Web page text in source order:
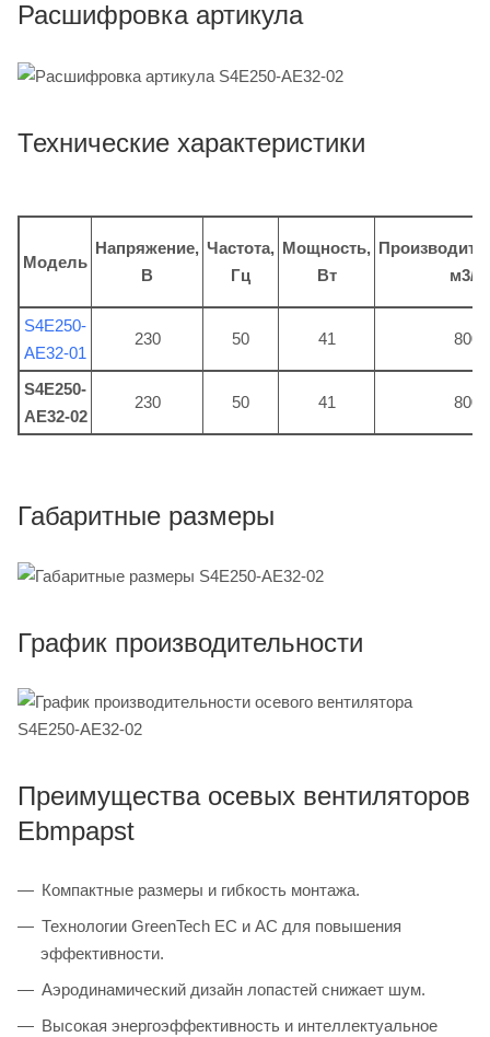
Расшифровка артикула
Технические характеристики
Модель
Напряжение,
В
Частота,
Гц
Мощность,
Вт
м3/ч
S4E250-
AE32-01
230 50 41 800
S4E250-
AE32-02
230 50 41 800
Габаритные размеры
График производительности
Преимущества осевых вентиляторов
Ebmpapst
Компактные размеры и гибкость монтажа.
Технологии GreenTech EC и AC для повышения
эффективности.
Аэродинамический дизайн лопастей снижает шум.
Высокая энергоэффективность и интеллектуальное